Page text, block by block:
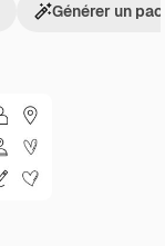
Générer un